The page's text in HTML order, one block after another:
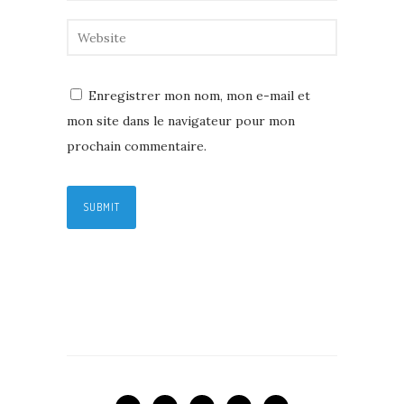
Enregistrer mon nom, mon e-mail et
mon site dans le navigateur pour mon
prochain commentaire.